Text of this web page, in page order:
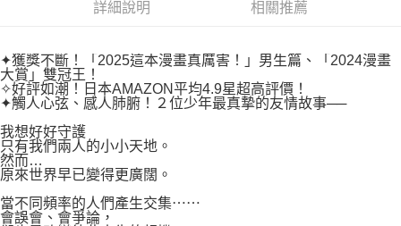
易，需依本服務之必要範圍內提供個人資料，並將交易相關給付款項請求債
https://aftee.tw/terms/#terms3
３．未成年的使用者請事先徵得法定代理人或監護人之同意方可使用
「AFTEE先享後付」，若未經同意申辦者引起之損失，本公司不負相關責
任。
時審查核予不同之上限額度；若仍有額度不足之情形，本公司將視審查結果
請求用戶進行身份認證。
５．嚴禁一人註冊多個帳號或使用他人資訊註冊。若發現惡意使用之情形，
恩沛科技股份有限公司將有權停止該用戶之使用額度並採取法律行動。
宅配
每筆NT$100，滿NT$800(含以上)免運費
國家/地區配送
詳細說明 相關推薦
✦獲獎不斷！「2025這本漫畫真厲害！」男生篇、「2024漫畫
大賞」雙冠王！
✧好評如潮！日本AMAZON平均4.9星超高評價！
✦觸人心弦、感人肺腑！２位少年最真摯的友情故事──
我想好好守護
只有我們兩人的小小天地。
然而…
原來世界早已變得更廣闊。
當不同頻率的人們產生交集⋯⋯
會誤會、會爭論，